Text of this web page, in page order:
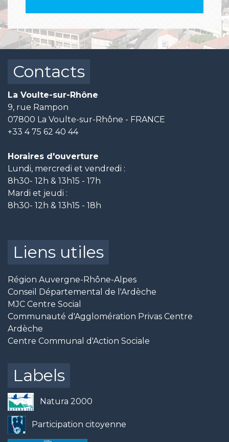
Contacts
La Voulte-sur-Rhône
9, rue Rampon
07800 La Voulte-sur-Rhône - FRANCE
+33 4 75 62 40 44
Horaires d'ouverture
Lundi, mercredi et vendredi :
8h30- 12h & 13h15 - 17h
Mardi et jeudi :
8h30- 12h & 13h15 - 18h
Liens utiles
Région Auvergne-Rhône-Alpes
Conseil Départemental de l'Ardèche
MJC Centre Social
Communauté d'Agglomération Privas Centre
Ardèche
Centre Communal d'Action Sociale
Labels
Natura 2000
Participation citoyenne